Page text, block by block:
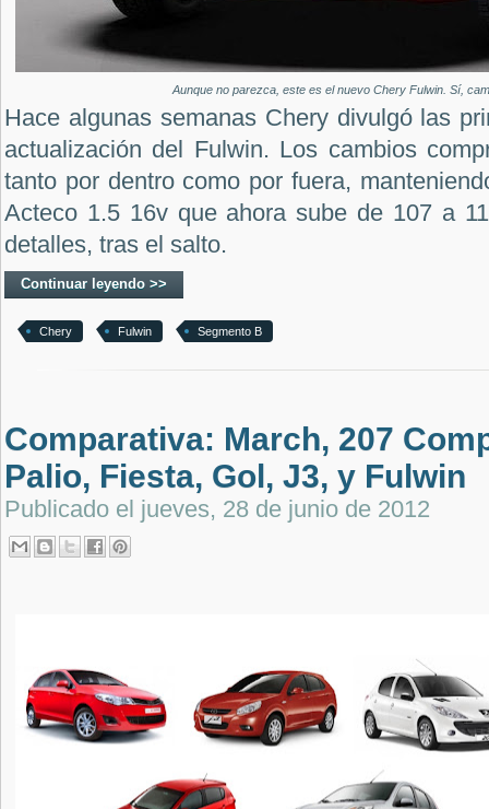
Aunque no parezca, este es el nuevo Chery Fulwin. Sí,
Hace algunas semanas Chery divulgó las
actualización del Fulwin. Los cambios
tanto por dentro como por fuera,
Acteco 1.5 16v que ahora sube de 107 a
detalles, tras el salto.
Continuar leyendo >>
Chery Fulwin Segmento B
Comparativa: March, 207
Palio, Fiesta, Gol, J3, y Fulwin
Publicado el jueves, 28 de junio de 2012